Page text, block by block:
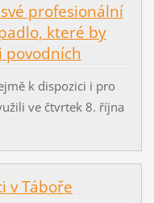
profesionální
které by
k dispozici i pro
ve čtvrtek 8. října
v Táboře